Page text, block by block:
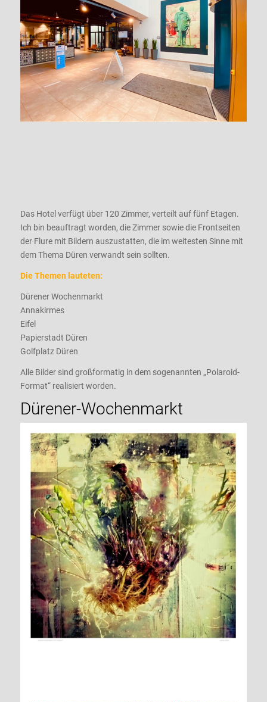
Das Hotel verfügt über 120 Zimmer, verteilt auf fünf Etagen.
Ich bin beauftragt worden, die Zimmer sowie die Frontseiten
der Flure mit Bildern auszustatten, die im weitesten Sinne mit
dem Thema Düren verwandt sein sollten.
Die Themen lauteten:
Dürener Wochenmarkt
Annakirmes
Eifel
Papierstadt Düren
Golfplatz Düren
Alle Bilder sind großformatig in dem sogenannten „Polaroid-
Format“ realisiert worden.
Dürener-Wochenmarkt